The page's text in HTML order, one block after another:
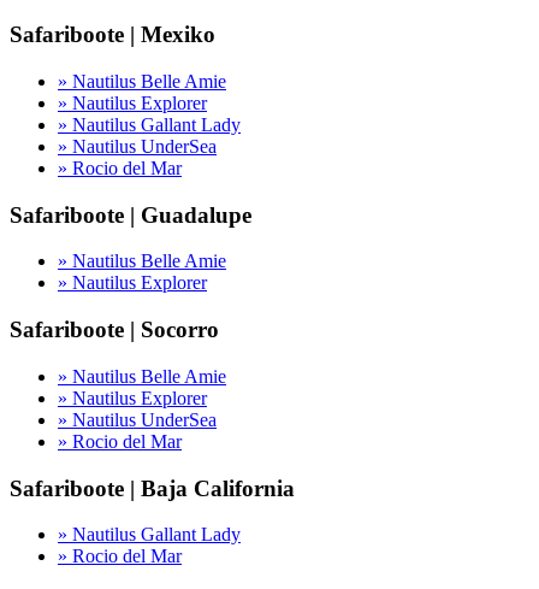
Safariboote | Mexiko
» Nautilus Belle Amie
» Nautilus Explorer
» Nautilus Gallant Lady
» Nautilus UnderSea
» Rocio del Mar
Safariboote | Guadalupe
» Nautilus Belle Amie
» Nautilus Explorer
Safariboote | Socorro
» Nautilus Belle Amie
» Nautilus Explorer
» Nautilus UnderSea
» Rocio del Mar
Safariboote | Baja California
» Nautilus Gallant Lady
» Rocio del Mar